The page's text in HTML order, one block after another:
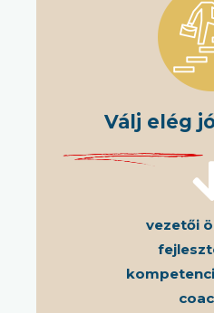
Válj elég
vezetői